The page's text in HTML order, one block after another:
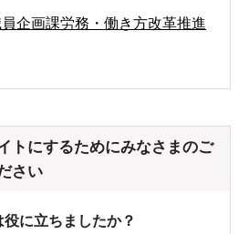
企画課労務・働き方改革推進
トにするためにみなさまのご
さい
に立ちましたか？